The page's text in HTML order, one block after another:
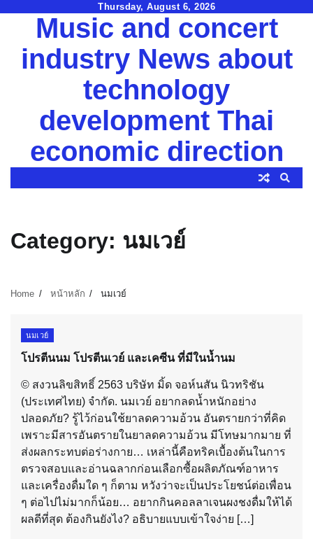
Thursday, August 6, 2026
Music and concert
industry News about
technology
development Thai
economic direction
Category: นมเวย์
Home หน้าหลัก นมเวย์
นมเวย์
โปรตีนนม โปรตีนเวย์ และเคซีน ที่มีในน้ำนม
© สงวนลิขสิทธิ์ 2563 บริษัท มิ้ด จอห์นสัน นิวทริชัน
(ประเทศไทย) จำกัด. นมเวย์ อยากลดน้ำหนักอย่าง
ปลอดภัย? รู้ไว้ก่อนใช้ยาลดความอ้วน อันตรายกว่าที่คิด
เพราะมีสารอันตรายในยาลดความอ้วน มีโทษมากมาย ที่
ส่งผลกระทบต่อร่างกาย… เหล่านี้คือทริคเบื้องต้นในการ
ตรวจสอบและอ่านฉลากก่อนเลือกซื้อผลิตภัณฑ์อาหาร
และเครื่องดื่มใด ๆ ก็ตาม หวังว่าจะเป็นประโยชน์ต่อเพื่อน
ๆ ต่อไปไม่มากก็น้อย… อยากกินคอลลาเจนผงชงดื่มให้ได้
ผลดีที่สุด ต้องกินยังไง? อธิบายแบบเข้าใจง่าย […]